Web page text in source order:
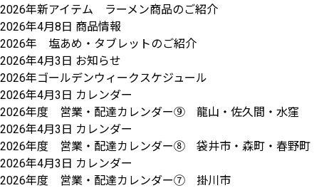
2026年新アイテム ラーメン商品のご紹介
2026年4月8日 商品情報
2026年 塩あめ・タブレットのご紹介
2026年4月3日 お知らせ
2026年ゴールデンウィークスケジュール
2026年4月3日 カレンダー
2026年度 営業・配達カレンダー⑨ 龍山・佐久間・水窪
2026年4月3日 カレンダー
2026年度 営業・配達カレンダー⑧ 袋井市・森町・春野町
2026年4月3日 カレンダー
2026年度 営業・配達カレンダー⑦ 掛川市